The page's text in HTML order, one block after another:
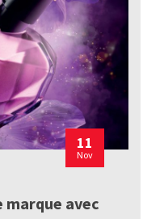
11
Nov
marque avec